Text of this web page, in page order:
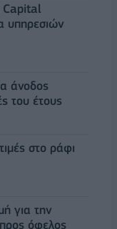
Capital
υπηρεσιών
άνοδος
του έτους
στο ράφι
για την
όφελος